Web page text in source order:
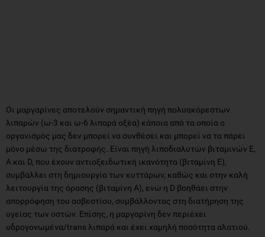
Οι μαργαρίνες αποτελούν σημαντική πηγή πολυακόρεστων
λιπαρών (ω-3 και ω-6 λιπαρά οξέα) κάποια από τα οποία ο
οργανισμός μας δεν μπορεί να συνθέσει και μπορεί να τα πάρει
μόνο μέσω της διατροφής. Είναι πηγή λιποδιαλυτών βιταμινών Ε,
Α και D, που έχουν αντιοξειδωτική ικανότητα (βιταμίνη Ε),
συμβάλλει στη δημιουργία των κυττάρων, καθώς και στην καλή
λειτουργία της όρασης (βιταμίνη Α), ενώ η D βοηθάει στην
απορρόφηση του ασβεστίου, συμβάλλοντας στη διατήρηση της
υγείας των οστών. Επίσης, η μαργαρίνη δεν περιέχει
υδρογονωμένα/trans λιπαρά και έχει χαμηλή ποσότητα αλατιού.